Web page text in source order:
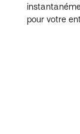
pour votre